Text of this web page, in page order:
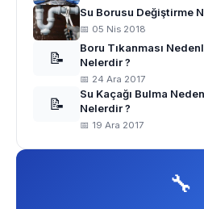
Su Borusu Değiştirme
📅 05 Nis 2018
📝
Boru Tıkanması
Nelerdir ?
📅 24 Ara 2017
📝
Su Kaçağı Bulma
Nelerdir ?
📅 19 Ara 2017
🔧